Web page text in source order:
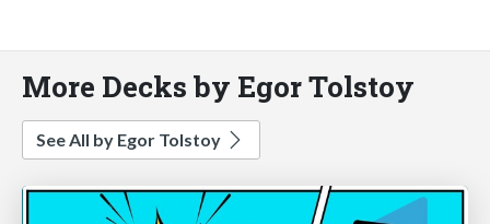
More Decks by Egor Tolstoy
See All by Egor Tolstoy